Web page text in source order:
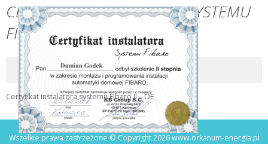
CERTYFIKAT INSTALATORA SYSTEMU
FIBARO II
Certyfikat instalatora systemu Fibaro II – OE
Wszelkie prawa zastrzeżone © Copyright 2026 www.orkanum-energia.pl